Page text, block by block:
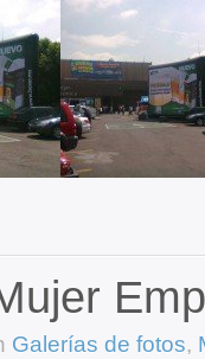
Galerías de fotos,